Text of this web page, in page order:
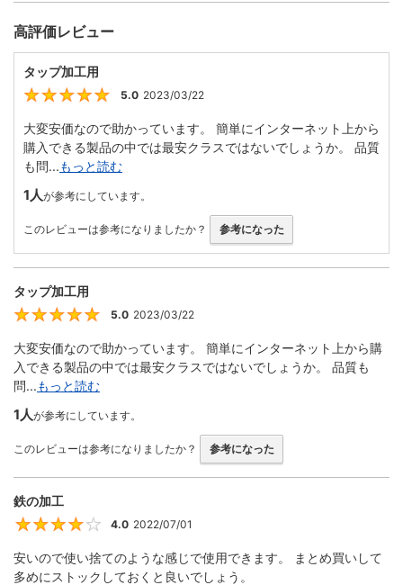
高評価レビュー
タップ加工用
5
5.0 2023/03/22
大変安価なので助かっています。 簡単にインターネット上から
購入できる製品の中では最安クラスではないでしょうか。 品質
も問...もっと読む
1人が参考にしています。
このレビューは参考になりましたか？ 参考になった
タップ加工用
5
5.0 2023/03/22
大変安価なので助かっています。 簡単にインターネット上から購
入できる製品の中では最安クラスではないでしょうか。 品質も
問...もっと読む
1人が参考にしています。
このレビューは参考になりましたか？ 参考になった
鉄の加工
4
4.0 2022/07/01
安いので使い捨てのような感じで使用できます。 まとめ買いして
多めにストックしておくと良いでしょう。